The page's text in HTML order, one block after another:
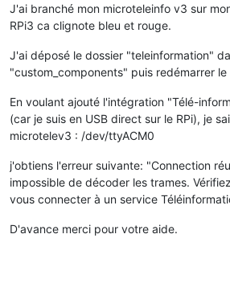
J'ai branché mon microteleinfo v3 sur
RPi3 ca clignote bleu et rouge.
J'ai déposé le dossier "teleinformation"
"custom_components" puis redémarrer le
En voulant ajouté l'intégration "Télé-
(car je suis en USB direct sur le RPi), je
microtelev3 : /dev/ttyACM0
j'obtiens l'erreur suivante: "Connection
impossible de décoder les trames.
vous connecter à un service
D'avance merci pour votre aide.